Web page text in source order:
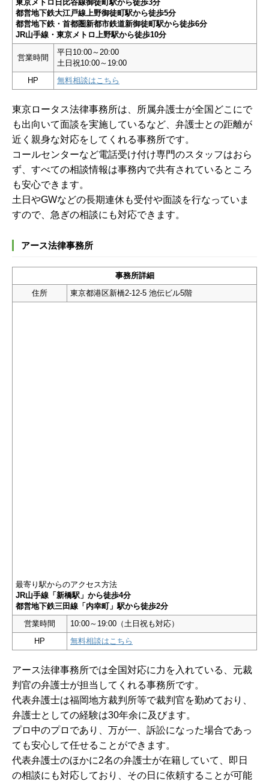
東京メトロ日比谷線御徒町駅から徒歩3分
都営地下鉄大江戸線上野御徒町駅から徒歩5分
都営地下鉄・首都圏新都市鉄道新御徒町駅から徒歩6分
JR山手線・東京メトロ上野駅から徒歩10分
営業時間
平日10:00～20:00
土日祝10:00～19:00
HP
無料相談はこちら
東京ロータス法律事務所は、所属弁護士が全国どこにで
も出向いて面談を実施しているなど、弁護士との距離が
近く親身な対応をしてくれる事務所です。
コールセンターなど電話受け付け専門のスタッフはおら
ず、すべての相談情報は事務内で共有されているところ
も安心できます。
土日やGWなどの長期連休も受付や面談を行なっていま
すので、急ぎの相談にも対応できます。
アース法律事務所
事務所詳細
住所
東京都港区新橋2-12-5 池伝ビル5階
最寄り駅からのアクセス方法
JR山手線「新橋駅」から徒歩4分
都営地下鉄三田線「内幸町」駅から徒歩2分
営業時間
10:00～19:00（土日祝も対応）
HP
無料相談はこちら
アース法律事務所では全国対応に力を入れている、元裁
判官の弁護士が担当してくれる事務所です。
代表弁護士は福岡地方裁判所等で裁判官を勤めており、
弁護士としての経験は30年余に及びます。
プロ中のプロであり、万が一、訴訟になった場合であっ
ても安心して任せることができます。
代表弁護士のほかに2名の弁護士が在籍していて、即日
の相談にも対応しており、その日に依頼することが可能